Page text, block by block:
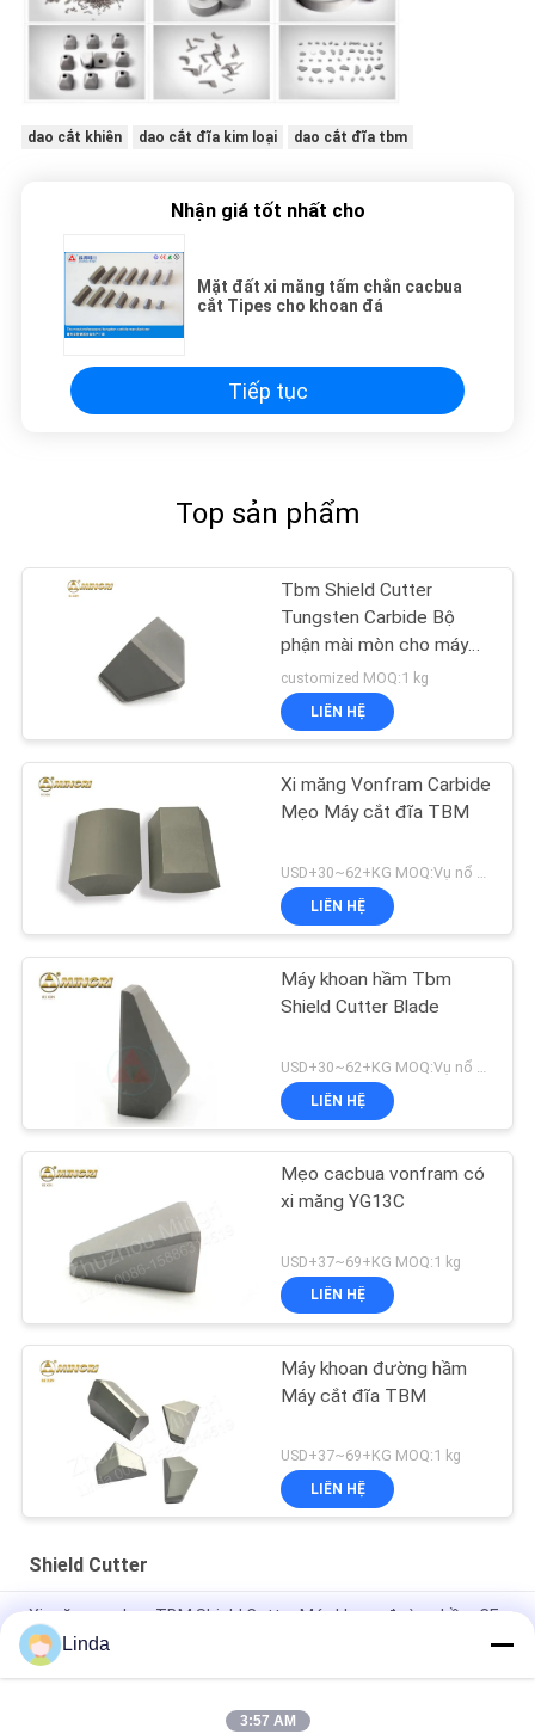
dao cắt khiên dao cắt đĩa kim loại dao cắt đĩa tbm
Nhận giá tốt nhất cho
Mặt đất xi măng tấm chắn cacbua
cắt Tipes cho khoan đá
Tiếp tục
Top sản phẩm
Tbm Shield Cutter
Tungsten Carbide Bộ
phận mài mòn cho máy
khoan hầm
customized MOQ:1 kg
LIÊN HỆ
Xi măng Vonfram Carbide
Mẹo Máy cắt đĩa TBM
LIÊN HỆ
Máy khoan hầm Tbm
Shield Cutter Blade
LIÊN HỆ
Mẹo cacbua vonfram có
xi măng YG13C
USD+37~69+KG MOQ:1 kg
LIÊN HỆ
Máy khoan đường hầm
Máy cắt đĩa TBM
USD+37~69+KG MOQ:1 kg
LIÊN HỆ
Shield Cutter
Xi măng cacbua TBM Shield Cutter Máy khoan đường hầm CE
và ISO Pass
Máy cắt tấm chắn cacbua xi măng vonfram
Linda
3:57 AM